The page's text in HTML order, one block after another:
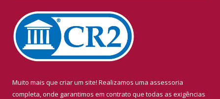
Muito mais que criar um site! Realizamos uma assessoria
completa, onde garantimos em contrato que todas as exigências